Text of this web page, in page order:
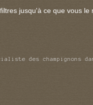
jusqu'à ce que vous le
des champignons